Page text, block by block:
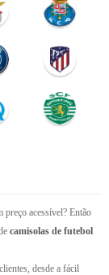
preço acessível? Então
camisolas de futebol
desde a fácil